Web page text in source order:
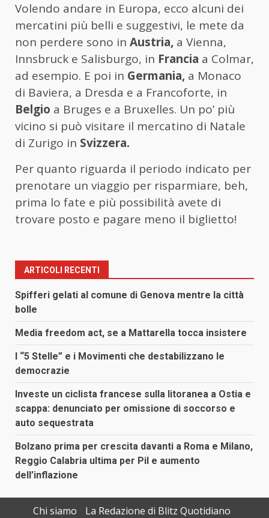
Volendo andare in Europa, ecco alcuni dei
mercatini più belli e suggestivi, le mete da
non perdere sono in Austria, a Vienna,
Innsbruck e Salisburgo, in Francia a Colmar,
ad esempio. E poi in Germania, a Monaco
di Baviera, a Dresda e a Francoforte, in
Belgio a Bruges e a Bruxelles. Un po’ più
vicino si può visitare il mercatino di Natale
di Zurigo in Svizzera.
Per quanto riguarda il periodo indicato per
prenotare un viaggio per risparmiare, beh,
prima lo fate e più possibilità avete di
trovare posto e pagare meno il biglietto!
ARTICOLI RECENTI
Spifferi gelati al comune di Genova mentre la città
bolle
Media freedom act, se a Mattarella tocca insistere
I “5 Stelle” e i Movimenti che destabilizzano le
democrazie
Investe un ciclista francese sulla litoranea a Ostia e
scappa: denunciato per omissione di soccorso e
auto sequestrata
Bolzano prima per crescita davanti a Roma e Milano,
Reggio Calabria ultima per Pil e aumento
dell’inflazione
Chi siamo La Redazione di Blitz Quotidiano